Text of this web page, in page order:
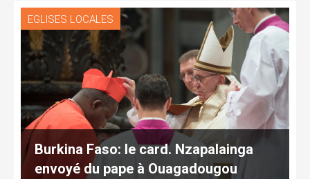
EGLISES LOCALES
Burkina Faso: le card. Nzapalainga
envoyé du pape à Ouagadougou